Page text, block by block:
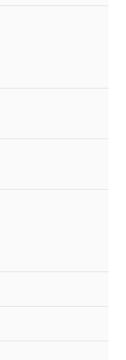
）の
品で